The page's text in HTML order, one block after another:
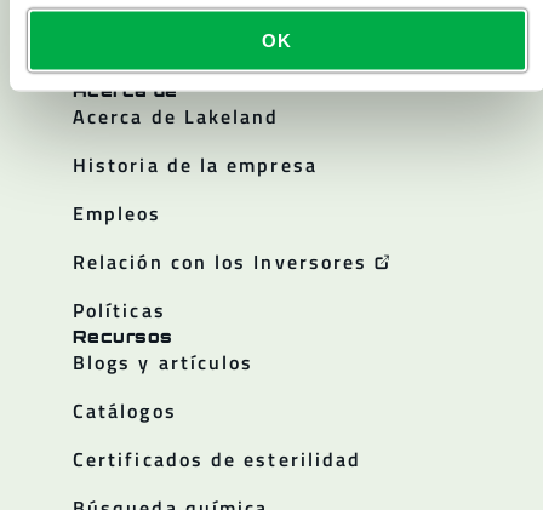
OK
Todos los productos
Acerca de
Acerca de Lakeland
Historia de la empresa
Empleos
Relación con los Inversores
Políticas
Recursos
Blogs y artículos
Catálogos
Certificados de esterilidad